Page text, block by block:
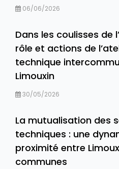
06/06/2026
Dans les coulisses de
rôle et actions de
technique
Limouxin
30/05/2026
La mutualisation des
techniques : une
proximité entre
communes